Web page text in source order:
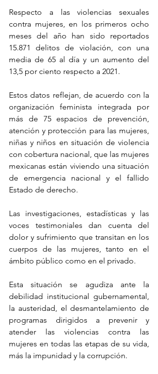
Respecto a las violencias sexuales
contra mujeres, en los primeros ocho
meses del año han sido reportados
15.871 delitos de violación, con una
media de 65 al día y un aumento del
13,5 por ciento respecto a 2021.
Estos datos reflejan, de acuerdo con la
organización feminista integrada por
más de 75 espacios de prevención,
atención y protección para las mujeres,
niñas y niños en situación de violencia
con cobertura nacional, que las mujeres
mexicanas están viviendo una situación
de emergencia nacional y el fallido
Estado de derecho.
Las investigaciones, estadísticas y las
voces testimoniales dan cuenta del
dolor y sufrimiento que transitan en los
cuerpos de las mujeres, tanto en el
ámbito público como en el privado.
Esta situación se agudiza ante la
debilidad institucional gubernamental,
la austeridad, el desmantelamiento de
programas dirigidos a prevenir y
atender las violencias contra las
mujeres en todas las etapas de su vida,
más la impunidad y la corrupción.